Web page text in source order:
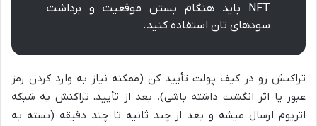
NFT باید هنگام بستن موقعیت و برداشت
سودهای تان استفاده کنید.
تراکنش رو در کیف پولت تأیید کن (ممکنه نیاز به وارد کردن رمز
عبور یا اثر انگشت داشته باشی). بعد از تأیید، تراکنش به شبکه
اتریوم ارسال میشه و بعد از چند ثانیه تا چند دقیقه (بسته به